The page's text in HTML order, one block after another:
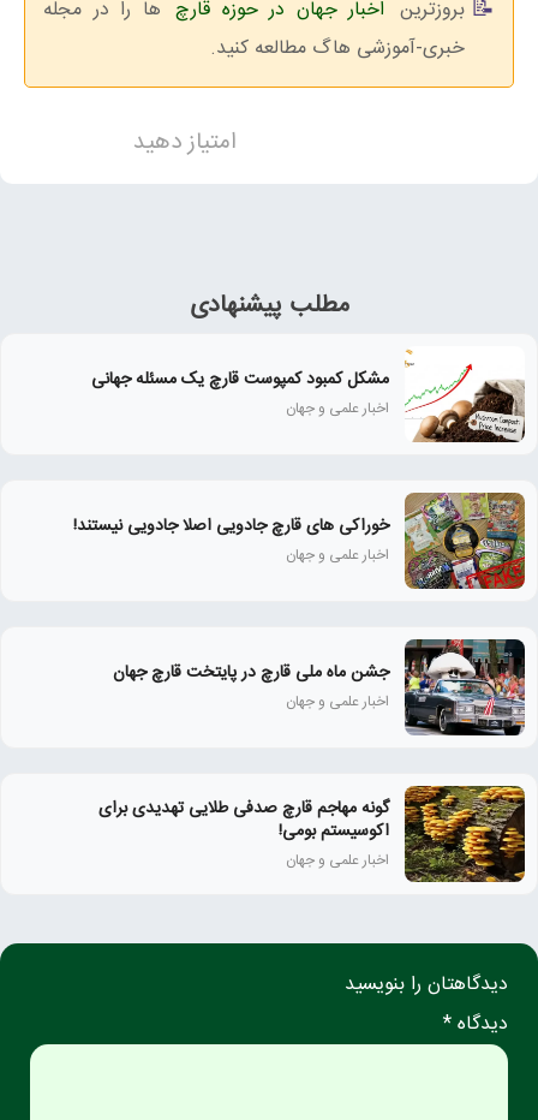
بروزترین اخبار جهان در حوزه قارچ ها را در مجله
خبری-آموزشی هاگ مطالعه کنید.
امتیاز دهید
مطلب پیشنهادی
مشکل کمبود کمپوست قارچ یک مسئله جهانی
اخبار علمی و جهان
خوراکی های قارچ جادویی اصلا جادویی نیستند!
اخبار علمی و جهان
جشن ماه ملی قارچ در پایتخت قارچ جهان
اخبار علمی و جهان
گونه مهاجم قارچ صدفی طلایی تهدیدی برای
اکوسیستم بومی!
اخبار علمی و جهان
دیدگاهتان را بنویسید
دیدگاه *